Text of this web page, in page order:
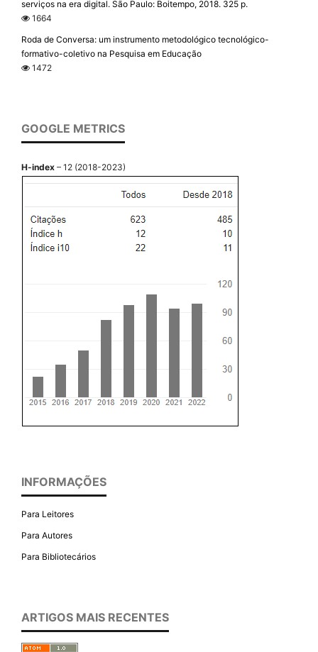
serviços na era digital. São Paulo: Boitempo, 2018. 325 p.
1664
Roda de Conversa: um instrumento metodológico tecnológico-
formativo-coletivo na Pesquisa em Educação
1472
GOOGLE METRICS
H-index – 12 (2018-2023)
INFORMAÇÕES
Para Leitores
Para Autores
Para Bibliotecários
ARTIGOS MAIS RECENTES